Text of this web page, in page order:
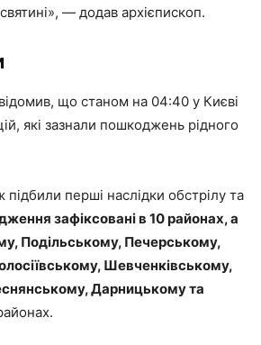
— додав архієпископ.
що станом на 04:40 у Києві
які зазнали пошкоджень рідного
перші наслідки обстрілу та
зафіксовані в 10 районах, а
Подільському, Печерському,
Шевченківському,
Дарницькому та